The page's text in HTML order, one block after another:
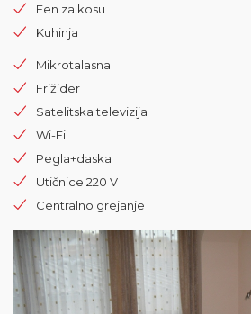
Fen za kosu
Kuhinja
Mikrotalasna
Frižider
Satelitska televizija
Wi-Fi
Pegla+daska
Utičnice 220 V
Centralno grejanje